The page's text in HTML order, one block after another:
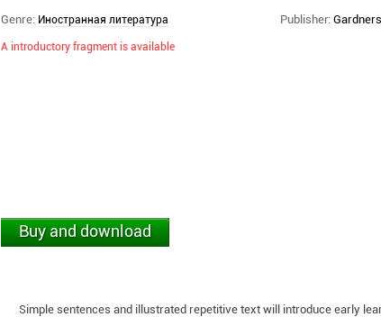
Genre: Иностранная литература
A introductory fragment is available
Publisher:
Buy and download
Simple sentences and illustrated repetitive text will introduce early